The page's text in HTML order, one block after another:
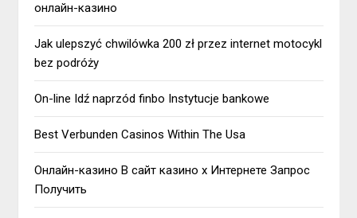
онлайн-казино
Jak ulepszyć chwilówka 200 zł przez internet motocykl
bez podróży
On-line Idź naprzód finbo Instytucje bankowe
Best Verbunden Casinos Within The Usa
Онлайн-казино В сайт казино х Интернете Запрос
Получить